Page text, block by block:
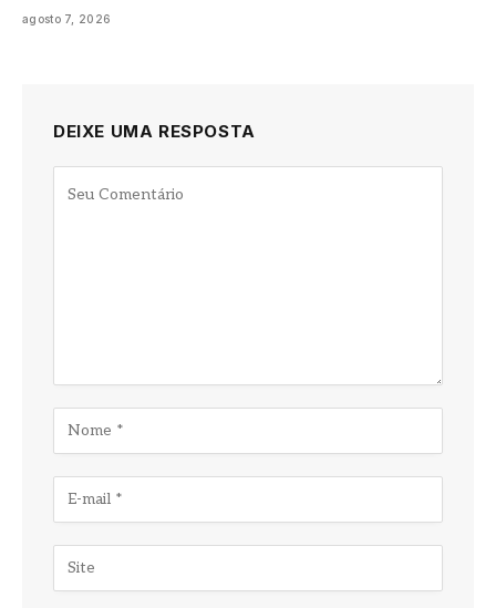
agosto 7, 2026
DEIXE UMA RESPOSTA